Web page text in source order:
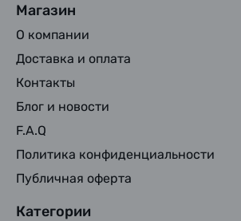
Магазин
О компании
Доставка и оплата
Контакты
Блог и новости
F.A.Q
Политика конфиденциальности
Публичная оферта
Категории